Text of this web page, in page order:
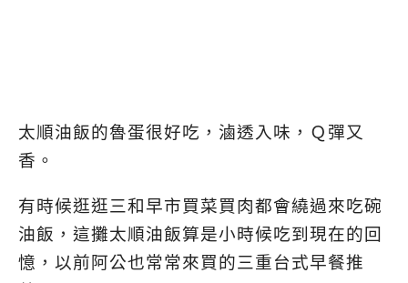
太順油飯的魯蛋很好吃，滷透入味，Ｑ彈又
香。
有時候逛逛三和早市買菜買肉都會繞過來吃碗
油飯，這攤太順油飯算是小時候吃到現在的回
憶，以前阿公也常常來買的三重台式早餐推